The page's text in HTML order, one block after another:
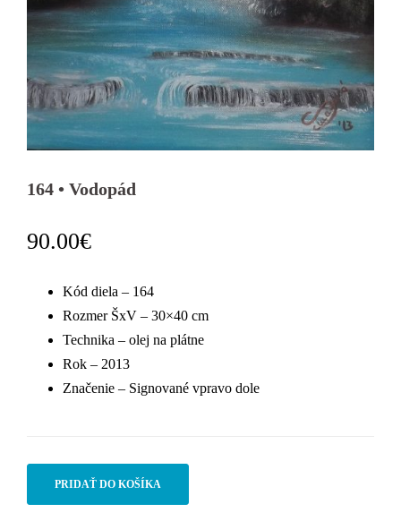
164 • Vodopád
90.00€
Kód diela – 164
Rozmer ŠxV – 30×40 cm
Technika – olej na plátne
Rok – 2013
Značenie – Signované vpravo dole
PRIDAŤ DO KOŠÍKA